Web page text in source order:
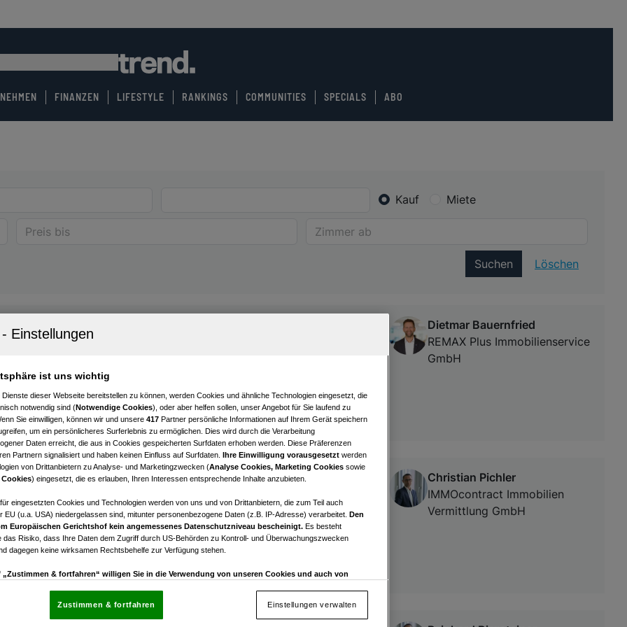
FINANZEN LIFESTYLE RANKINGS COMMUNITIES SPECIALS ABO
Kauf Miete
Suchen Löschen
4-Zimmer-Eigentumswohnung mit Loggia und Lift
Zimmer
Dietmar Bauernfried
REMAX Plus Immobilienservice
GmbH
Grafendorf
3
Zimmer
€ 234.000,00
Kaufpreis
Christian Pichler
IMMOcontract Immobilien
Vermittlung GmbH
ist uns wichtig
Dienste dieser Webseite bereitstellen zu können, werden Cookies und ähnliche Technologien eingesetzt, die
notwendig sind (Notwendige Cookies), oder aber helfen sollen, unser Angebot für Sie laufend zu
Sie einwilligen, können wir und unsere 417 Partner persönliche Informationen auf Ihrem Gerät speichern
um ein persönlicheres Surferlebnis zu ermöglichen. Dies wird durch die Verarbeitung
Daten erreicht, die aus in Cookies gespeicherten Surfdaten erhoben werden. Diese Präferenzen
Partnern signalisiert und haben keinen Einfluss auf Surfdaten. Ihre Einwilligung vorausgesetzt werden
von Drittanbietern zu Analyse- und Marketingzwecken (Analyse Cookies, Marketing Cookies sowie
) eingesetzt, die es erlauben, Ihren Interessen entsprechende Inhalte anzubieten.
eingesetzten Cookies und Technologien werden von uns und von Drittanbietern, die zum Teil auch
EU (u.a. USA) niedergelassen sind, mitunter personenbezogene Daten (z.B. IP-Adresse) verarbeitet. Den
Europäischen Gerichtshof kein angemessenes Datenschutzniveau bescheinigt. Es besteht
das Risiko, dass Ihre Daten dem Zugriff durch US-Behörden zu Kontroll- und Überwachungszwecken
dagegen keine wirksamen Rechtsbehelfe zur Verfügung stehen.
„Zustimmen & fortfahren“ willigen Sie in die Verwendung von unseren Cookies und auch von
die sich auf jeder Seite unten im Footer befinden.
Einstellungen verwalten
Zustimmen & fortfahren